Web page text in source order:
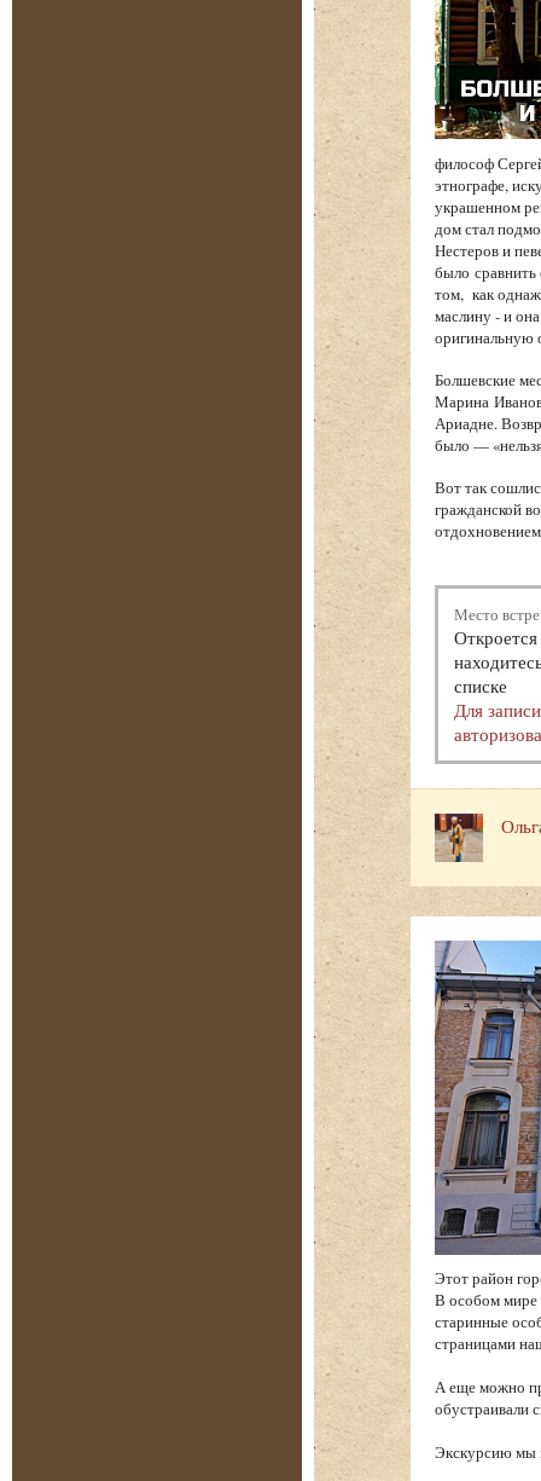
философ
этнографе,
украшенном
дом стал
Нестеров и
было
том, как
маслину - и
оригинальную
Болшевские
Марина
Ариадне.
было —
Вот так
гражданской
Место
списке
Для
Этот район
В особом мире
старинные
страницами
А еще можно
обустраивали
Экскурсию мы